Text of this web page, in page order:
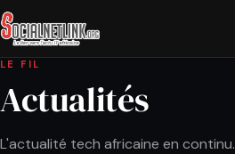
LE FIL
Actualités
L'actualité tech africaine en continu.